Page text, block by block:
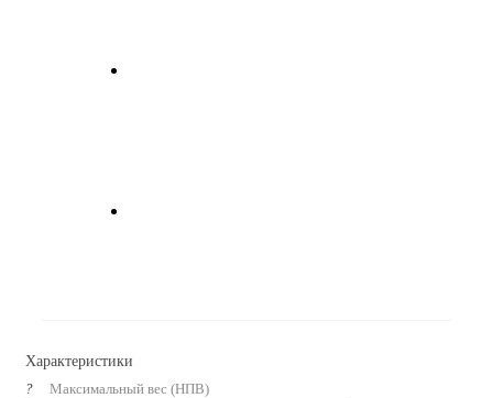
Характеристики
?
Максимальный вес (НПВ)